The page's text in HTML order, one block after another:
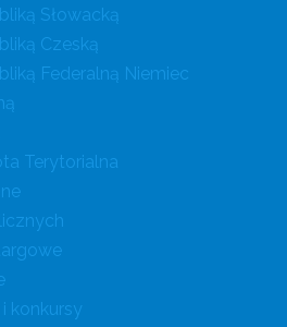
Słowacką
Czeską
Federalną Niemiec
Terytorialna
konkursy